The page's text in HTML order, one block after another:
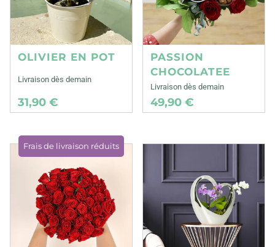
OLIVIER EN POT
Livraison dès demain
31,90 €
PASSION
CHOCOLATEE
Livraison dès demain
49,90 €
Frais de livraison réduits